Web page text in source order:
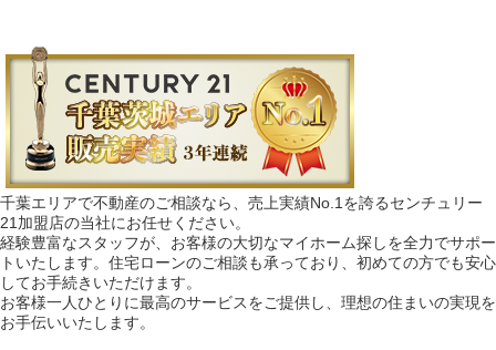
千葉エリアで不動産のご相談なら、売上実績No.1を誇るセンチュリー
21加盟店の当社にお任せください。
経験豊富なスタッフが、お客様の大切なマイホーム探しを全力でサポー
トいたします。住宅ローンのご相談も承っており、初めての方でも安心
してお手続きいただけます。
お客様一人ひとりに最高のサービスをご提供し、理想の住まいの実現を
お手伝いいたします。